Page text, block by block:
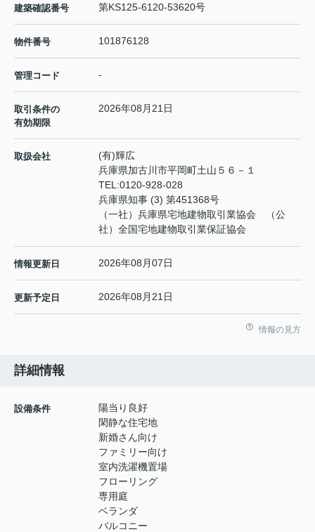
建築確認番号 第KS125-6120-53620号
物件番号 101876128
管理コード -
取引条件の
有効期限
2026年08月21日
取扱会社
(有)輝広
兵庫県加古川市平岡町土山５６－１
TEL:0120-928-028
兵庫県知事 (3) 第451368号
（一社）兵庫県宅地建物取引業協会 （公
社）全国宅地建物取引業保証協会
情報更新日 2026年08月07日
更新予定日 2026年08月21日
情報の見方
詳細情報
設備条件
陽当り良好
閑静な住宅地
新婚さん向け
ファミリー向け
室内洗濯機置場
フローリング
専用庭
ベランダ
バルコニー